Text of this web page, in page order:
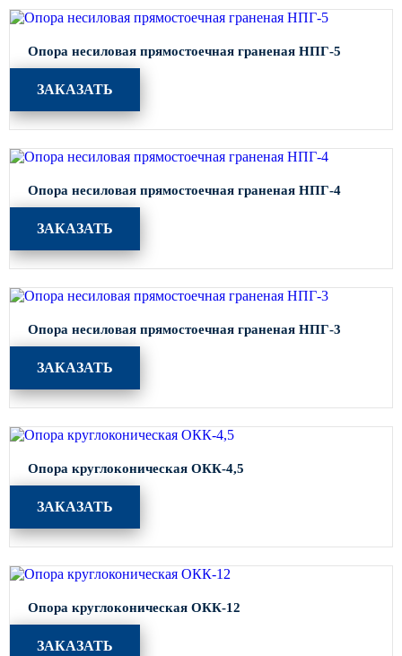
Опора несиловая прямостоечная граненая НПГ-5
ЗАКАЗАТЬ
Опора несиловая прямостоечная граненая НПГ-4
ЗАКАЗАТЬ
Опора несиловая прямостоечная граненая НПГ-3
ЗАКАЗАТЬ
Опора круглоконическая ОКК-4,5
ЗАКАЗАТЬ
Опора круглоконическая ОКК-12
ЗАКАЗАТЬ